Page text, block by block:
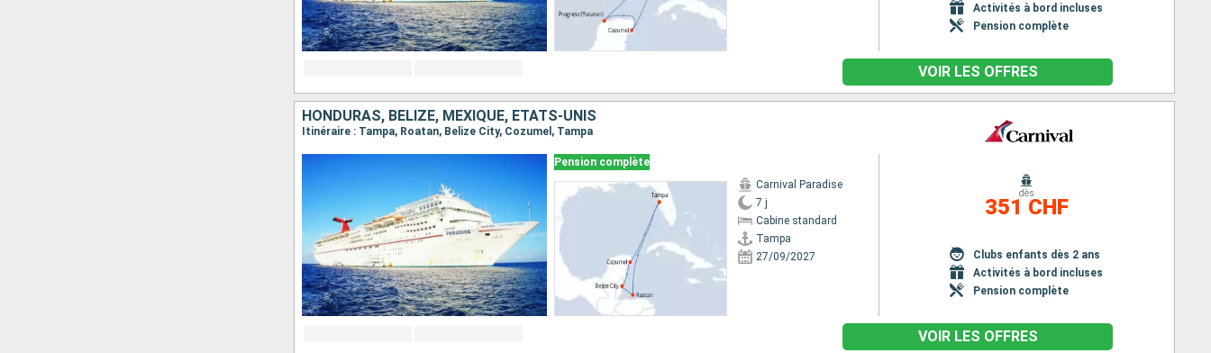
Activités à bord incluses
Pension complète
VOIR LES OFFRES
HONDURAS, BELIZE, MEXIQUE, ÉTATS-UNIS
Itinéraire : Tampa, Roatan, Belize City, Cozumel, Tampa
Pension complète
Carnival Paradise
7 j
Cabine standard
Tampa
27/09/2027
dès
351 CHF
Clubs enfants dès 2 ans
Activités à bord incluses
Pension complète
VOIR LES OFFRES